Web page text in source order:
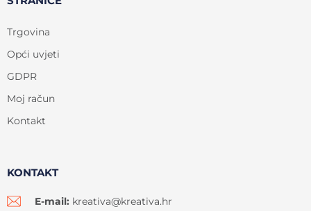
Trgovina
Opći uvjeti
GDPR
Moj račun
Kontakt
KONTAKT
E-mail: kreativa@kreativa.hr